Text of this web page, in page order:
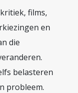
films,
en
die
belasteren
probleem.